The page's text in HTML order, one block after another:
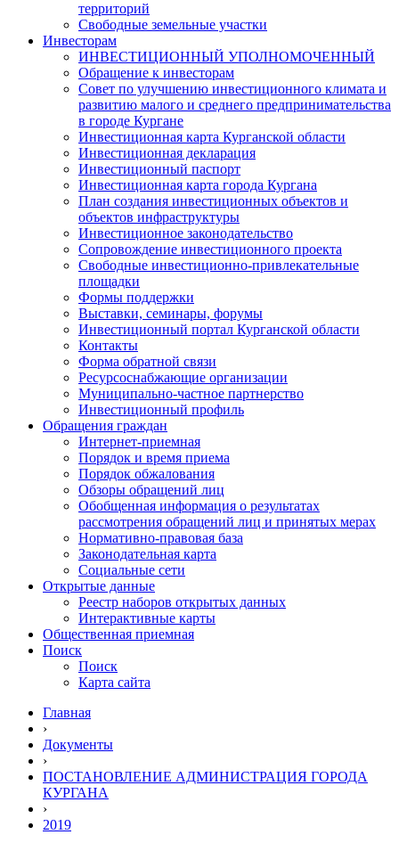
территорий
Свободные земельные участки
Инвесторам
ИНВЕСТИЦИОННЫЙ УПОЛНОМОЧЕННЫЙ
Обращение к инвесторам
Совет по улучшению инвестиционного климата и
развитию малого и среднего предпринимательства
в городе Кургане
Инвестиционная карта Курганской области
Инвестиционная декларация
Инвестиционный паспорт
Инвестиционная карта города Кургана
План создания инвестиционных объектов и
объектов инфраструктуры
Инвестиционное законодательство
Сопровождение инвестиционного проекта
Свободные инвестиционно-привлекательные
площадки
Формы поддержки
Выставки, семинары, форумы
Инвестиционный портал Курганской области
Контакты
Форма обратной связи
Ресурсоснабжающие организации
Муниципально-частное партнерство
Инвестиционный профиль
Обращения граждан
Интернет-приемная
Порядок и время приема
Порядок обжалования
Обзоры обращений лиц
Обобщенная информация о результатах
рассмотрения обращений лиц и принятых мерах
Нормативно-правовая база
Законодательная карта
Социальные сети
Открытые данные
Реестр наборов открытых данных
Интерактивные карты
Общественная приемная
Поиск
Поиск
Карта сайта
Главная
›
Документы
›
ПОСТАНОВЛЕНИЕ АДМИНИСТРАЦИЯ ГОРОДА
КУРГАНА
›
2019